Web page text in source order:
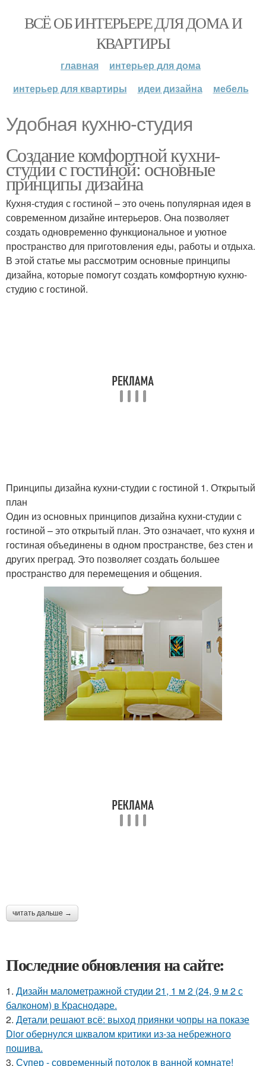
ВСЁ ОБ ИНТЕРЬЕРЕ ДЛЯ ДОМА И
КВАРТИРЫ
главная
интерьер для дома
интерьер для квартиры
идеи дизайна мебель
Удобная кухню-студия
Создание комфортной кухни-
студии с гостиной: основные
принципы дизайна
Кухня-студия с гостиной – это очень популярная идея в
современном дизайне интерьеров. Она позволяет
создать одновременно функциональное и уютное
пространство для приготовления еды, работы и отдыха.
В этой статье мы рассмотрим основные принципы
дизайна, которые помогут создать комфортную кухню-
студию с гостиной.
Принципы дизайна кухни-студии с гостиной 1. Открытый
план
Один из основных принципов дизайна кухни-студии с
гостиной – это открытый план. Это означает, что кухня и
гостиная объединены в одном пространстве, без стен и
других преград. Это позволяет создать большее
пространство для перемещения и общения.
читать дальше →
Последние обновления на сайте:
1. Дизайн малометражной студии 21, 1 м 2 (24, 9 м 2 с
балконом) в Краснодаре.
2. Детали решают всё: выход приянки чопры на показе
Dior обернулся шквалом критики из-за небрежного
пошива.
3. Супер - современный потолок в ванной комнате!